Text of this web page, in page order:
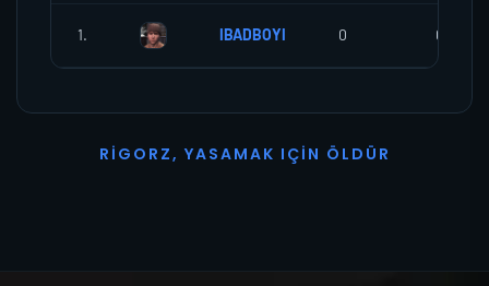
1. IBADBOYI 0 0
R I G O R Z, YASAMAK I ÇI N Ö L D Ü R